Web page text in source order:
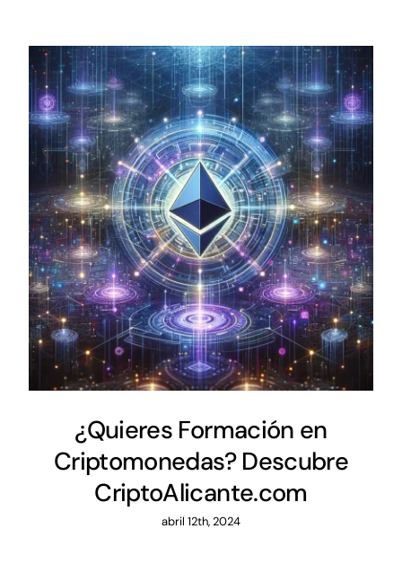
¿Quieres Formación en
Criptomonedas? Descubre
CriptoAlicante.com
abril 12th, 2024